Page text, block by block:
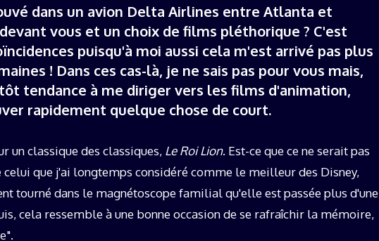
dans un avion Delta Airlines entre Atlanta et
vous et un choix de films pléthorique ? C'est
puisqu'à moi aussi cela m'est arrivé pas plus
! Dans ces cas-là, je ne sais pas pour vous mais,
tendance à me diriger vers les films d'animation,
rapidement quelque chose de court.
un classique des classiques, Le Roi Lion. Est-ce que ce ne serait pas
que j'ai longtemps considéré comme le meilleur des Disney,
tourné dans le magnétoscope familial qu'elle est passée plus d'une
cela ressemble à une bonne occasion de se rafraîchir la mémoire,